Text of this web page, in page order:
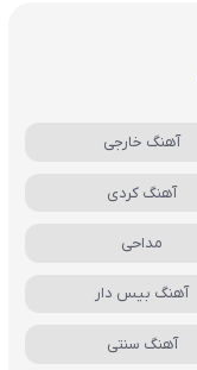
آهنگ خارجی
آهنگ کردی
مداحی
آهنگ بیس دار
آهنگ سنتی